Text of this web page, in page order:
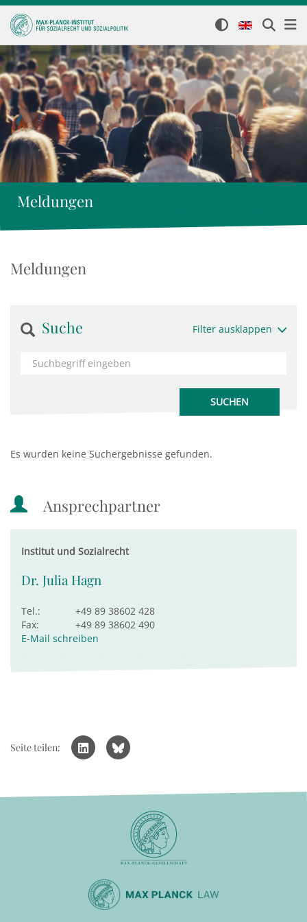
Meldungen
Meldungen
Suche Filter ausklappen
Es wurden keine Suchergebnisse gefunden.
Ansprechpartner
Institut und Sozialrecht
Dr. Julia Hagn
Tel.:
+49 89 38602 428
Fax:
+49 89 38602 490
E-Mail schreiben
Seite teilen: